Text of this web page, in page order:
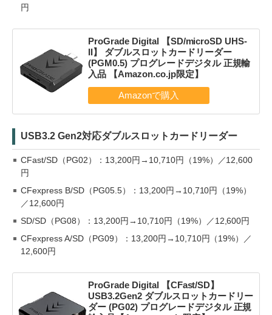
円
ProGrade Digital 【SD/microSD UHS-
II】 ダブルスロットカードリーダー
(PGM0.5) プログレードデジタル 正規輸
入品 【Amazon.co.jp限定】
USB3.2 Gen2対応ダブルスロットカードリーダー
CFast/SD（PG02）：13,200円→10,710円（19%）／12,600
円
CFexpress B/SD（PG05.5）：13,200円→10,710円（19%）
／12,600円
SD/SD（PG08）：13,200円→10,710円（19%）／12,600円
CFexpress A/SD（PG09）：13,200円→10,710円（19%）／
12,600円
ProGrade Digital 【CFast/SD】
USB3.2Gen2 ダブルスロットカードリー
ダー (PG02) プログレードデジタル 正規